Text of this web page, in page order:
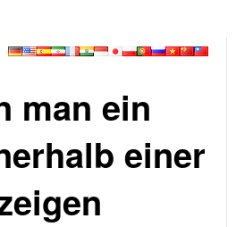
man ein
einer